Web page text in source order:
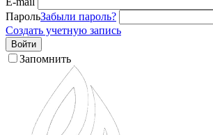
ПарольЗабыли пароль?
Создать учетную запись
Войти
Запомнить